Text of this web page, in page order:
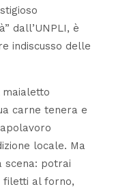
dall’UNPLI, è
indiscusso delle
maialetto
carne tenera e
locale. Ma
scena: potrai
filetti al forno,